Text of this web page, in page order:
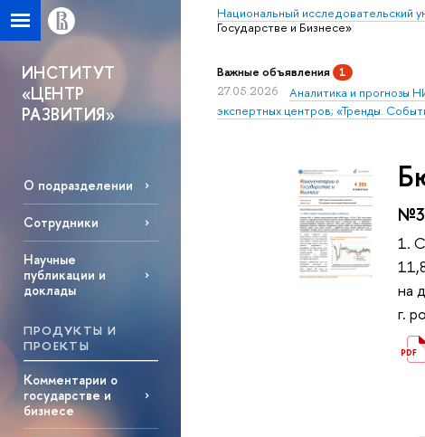
Национальный исследовательский
Государстве и Бизнесе»
ИНСТИТУТ
«ЦЕНТР
РАЗВИТИЯ»
О подразделении
Сотрудники
Научные
публикации и
доклады
ПРОДУКТЫ И
ПРОЕКТЫ
Комментарии о
государстве и
бизнесе
Важные объявления 1
27.05.2026
Аналитика и прогнозы
экспертных центров; «Тренды.
1.
на
г.